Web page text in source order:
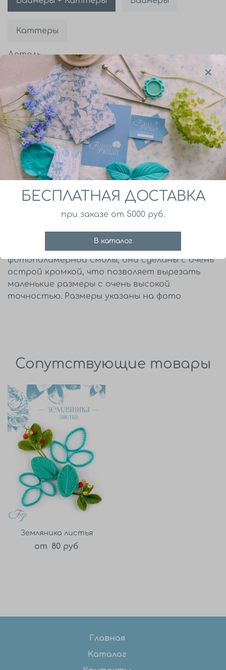
В корзину
Каттеры
Деталь
Молд на 9 ягод земляники, два каттера для
чашелистиков и каттер для цветочка
Молд на 9 ягодок земляники размерами от 11
фотополимерной смолы, они сделаны с очень
острой кромкой, что позволяет вырезать
маленькие размеры с очень высокой
точностью. Размеры указаны на фото
Сопутствующие товары
Земляника листья
от 80 руб
Главная
Каталог
БЕСПЛАТНАЯ ДОСТАВКА
при заказе от 5000 руб.
В каталог